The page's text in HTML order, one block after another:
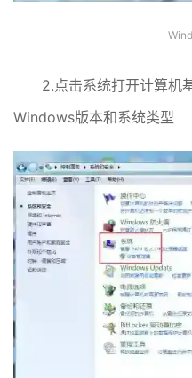
2.点击系统打开计算机
Windows版本和系统类型